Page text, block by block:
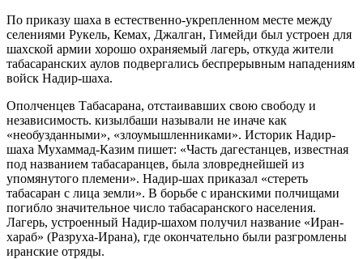
По приказу шаха в естественно-укрепленном месте между
селениями Рукель, Кемах, Джалган, Гимейди был устроен для
шахской армии хорошо охраняемый лагерь, откуда жители
табасаранских аулов подвергались беспрерывным нападениям
войск Надир-шаха.
Ополченцев Табасарана, отстаивавших свою свободу и
независимость. кизылбаши называли не иначе как
«необузданными», «злоумышленниками». Историк Надир-
шаха Мухаммад-Казим пишет: «Часть дагестанцев, известная
под названием табасаранцев, была зловреднейшей из
упомянутого племени». Надир-шах приказал «стереть
табасаран с лица земли». В борьбе с иранскими полчищами
погибло значительное число табасаранского населения.
Лагерь, устроенный Надир-шахом получил название «Иран-
хараб» (Разруха-Ирана), где окончательно были разгромлены
иранские отряды.